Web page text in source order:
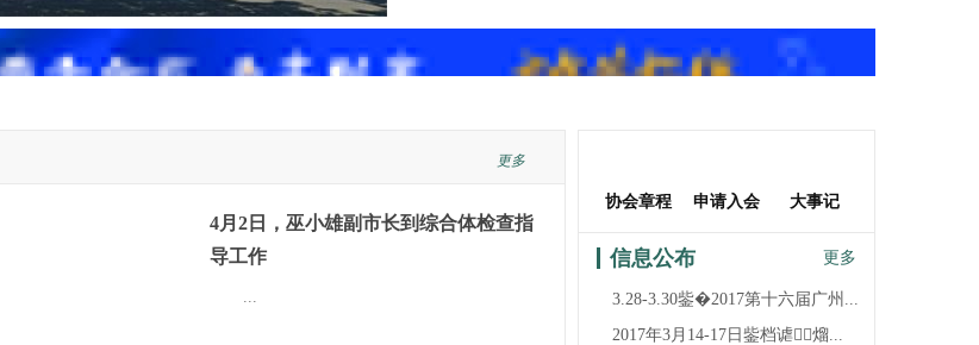
更多
4月2日，巫小雄副市长到综合体检查指
导工作
协会章程 申请入会 大事记
信息公布 更多
3.28-3.30鈭�2017第十六届广州...
2017年3月14-17日鈭档谑熘...
江山市全品世纪门业有限公司
浙江杭派门业有限公司
江山市金欣木业有限公司